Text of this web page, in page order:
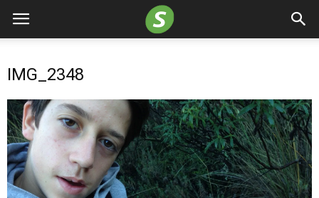
IMG_2348